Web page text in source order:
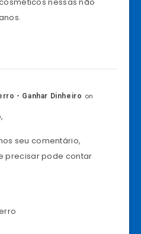
nessas não
- Ganhar Dinheiro on
seu comentário,
precisar pode contar